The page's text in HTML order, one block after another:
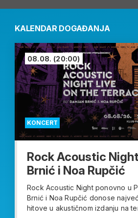
KALENDAR DOGAĐANJA
KONCERT
08.08. (20:00)
Rock Acoustic
Brnić i Noa Rupčić
Rock Acoustic Night ponovno u
Brnić i Noa Rupčić donose
hitove u akustičnom izdanju na